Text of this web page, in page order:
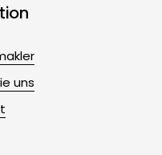
uns